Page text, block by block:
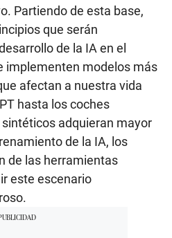
Partiendo de esta base,
que serán
de la IA en el
implementen modelos más
afectan a nuestra vida
hasta los coches
adquieran mayor
de la IA, los
de las herramientas
este escenario